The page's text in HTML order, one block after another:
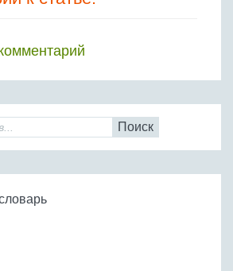
Поиск